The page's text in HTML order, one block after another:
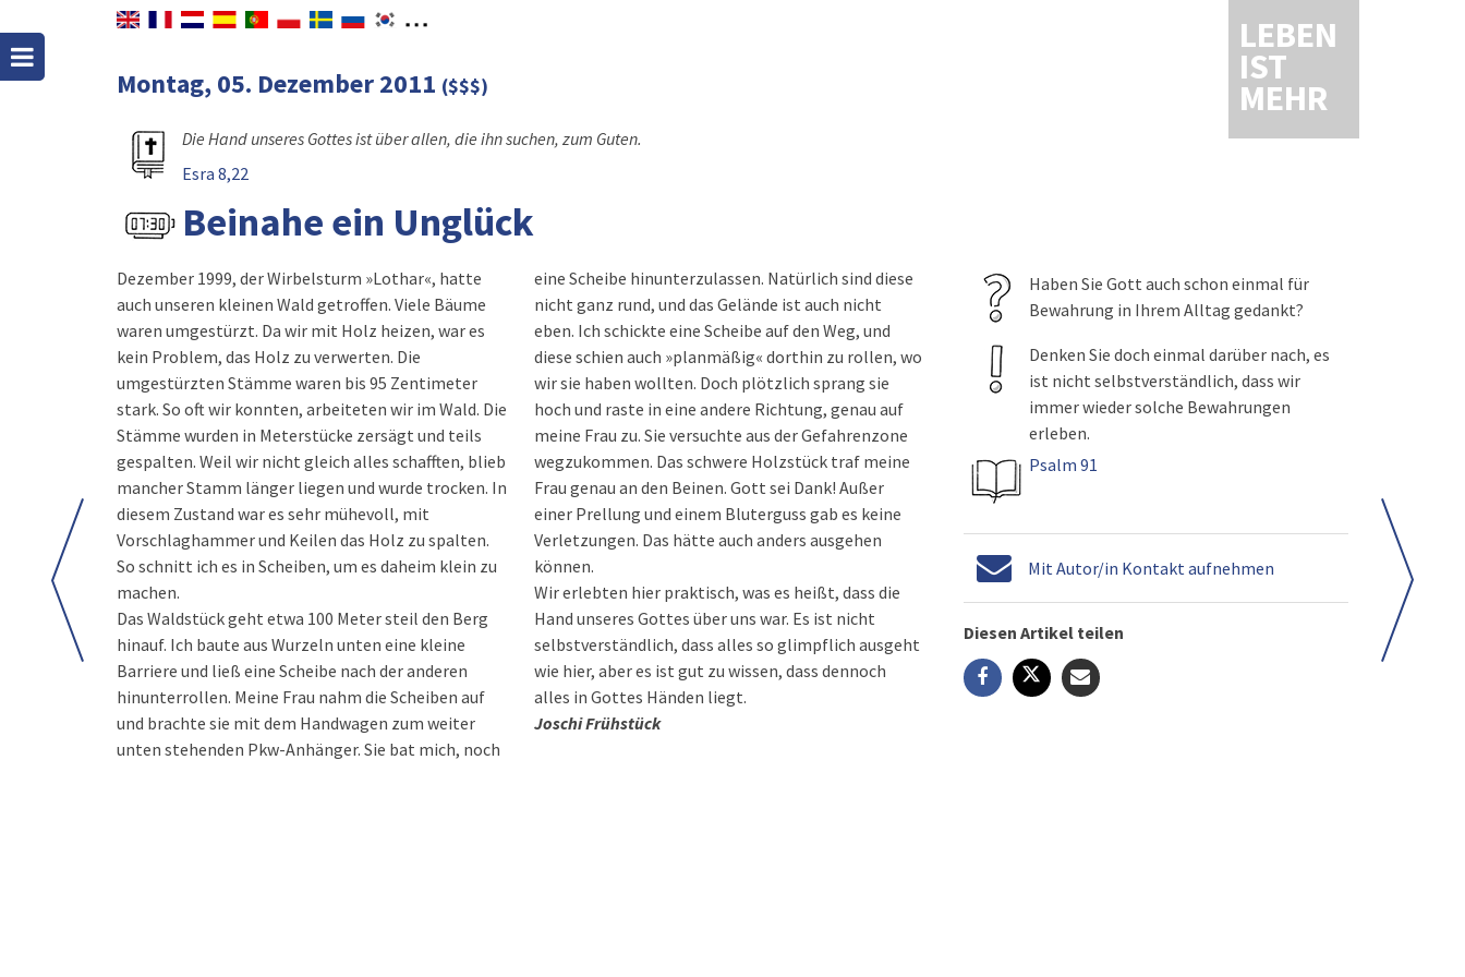
LEBEN
IST
MEHR
Montag, 05. Dezember 2011 ($$$)
Die Hand unseres Gottes ist über allen, die ihn suchen, zum Guten.
Esra 8,22
Beinahe ein Unglück
Dezember 1999, der Wirbelsturm »Lothar«, hatte
auch unseren kleinen Wald getroffen. Viele Bäume
waren umgestürzt. Da wir mit Holz heizen, war es
kein Problem, das Holz zu verwerten. Die
umgestürzten Stämme waren bis 95 Zentimeter
stark. So oft wir konnten, arbeiteten wir im Wald. Die
Stämme wurden in Meterstücke zersägt und teils
gespalten. Weil wir nicht gleich alles schafften, blieb
mancher Stamm länger liegen und wurde trocken. In
diesem Zustand war es sehr mühevoll, mit
Vorschlaghammer und Keilen das Holz zu spalten.
So schnitt ich es in Scheiben, um es daheim klein zu
machen.
Das Waldstück geht etwa 100 Meter steil den Berg
hinauf. Ich baute aus Wurzeln unten eine kleine
Barriere und ließ eine Scheibe nach der anderen
hinunterrollen. Meine Frau nahm die Scheiben auf
und brachte sie mit dem Handwagen zum weiter
unten stehenden Pkw-Anhänger. Sie bat mich, noch
eine Scheibe hinunterzulassen. Natürlich sind diese
nicht ganz rund, und das Gelände ist auch nicht
eben. Ich schickte eine Scheibe auf den Weg, und
diese schien auch »planmäßig« dorthin zu rollen, wo
wir sie haben wollten. Doch plötzlich sprang sie
hoch und raste in eine andere Richtung, genau auf
meine Frau zu. Sie versuchte aus der Gefahrenzone
wegzukommen. Das schwere Holzstück traf meine
Frau genau an den Beinen. Gott sei Dank! Außer
einer Prellung und einem Bluterguss gab es keine
Verletzungen. Das hätte auch anders ausgehen
können.
Wir erlebten hier praktisch, was es heißt, dass die
Hand unseres Gottes über uns war. Es ist nicht
selbstverständlich, dass alles so glimpflich ausgeht
wie hier, aber es ist gut zu wissen, dass dennoch
alles in Gottes Händen liegt.
Joschi Frühstück
Haben Sie Gott auch schon einmal für
Bewahrung in Ihrem Alltag gedankt?
Denken Sie doch einmal darüber nach, es
ist nicht selbstverständlich, dass wir
immer wieder solche Bewahrungen
erleben.
Psalm 91
Mit Autor/in Kontakt aufnehmen
Diesen Artikel teilen